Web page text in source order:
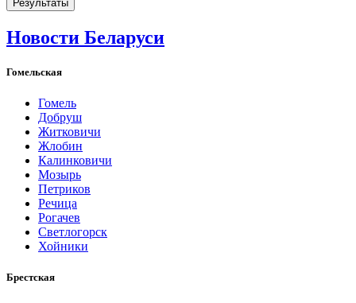
Новости Беларуси
Гомельская
Гомель
Добруш
Житковичи
Жлобин
Калинковичи
Мозырь
Петриков
Речица
Рогачев
Светлогорск
Хойники
Брестская